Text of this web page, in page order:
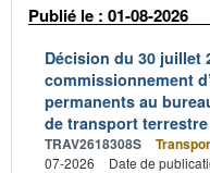
Publié le : 01-08-2026
Décision du 30 juillet
commissionnement
permanents au
de transport
TRAV2618308S
07-2026
Date de